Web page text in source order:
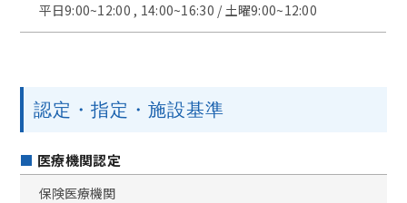
平日9:00~12:00 , 14:00~16:30 / 土曜9:00~12:00
認定・指定・施設基準
医療機関認定
保険医療機関